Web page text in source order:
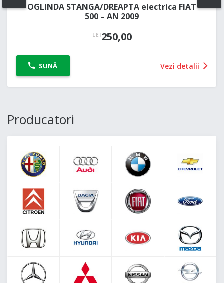
OGLINDA STANGA/DREAPTA electrica FIAT
500 – AN 2009
LEI250,00
SUNĂ Vezi detalii
PREV
Producatori